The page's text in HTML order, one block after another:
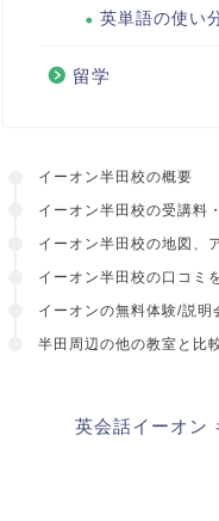
英単語の使い
留学
イーオン半田校の概要
イーオン半田校の受講料
イーオン半田校の地図、
イーオン半田校の口コミ
イーオンの無料体験/説明
半田周辺の他の教室と比
英会話イーオン